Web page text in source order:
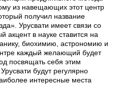
из навещающих этот центр
получил название
Урусвати имеет связи со
в науке ставится на
биохимию, астрономию и
каждый желающий будет
посвящать себя этим
будут регулярно
интересные места